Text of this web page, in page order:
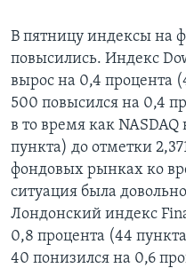
Языки
В пятницу индексы
повысились. Индекс
вырос на 0,4 процента
500 повысился на 0,4
в то время как
пункта) до отметки
фондовых рынках ко
ситуация была
Лондонский индекс
0,8 процента (44
40 понизился на 0,6